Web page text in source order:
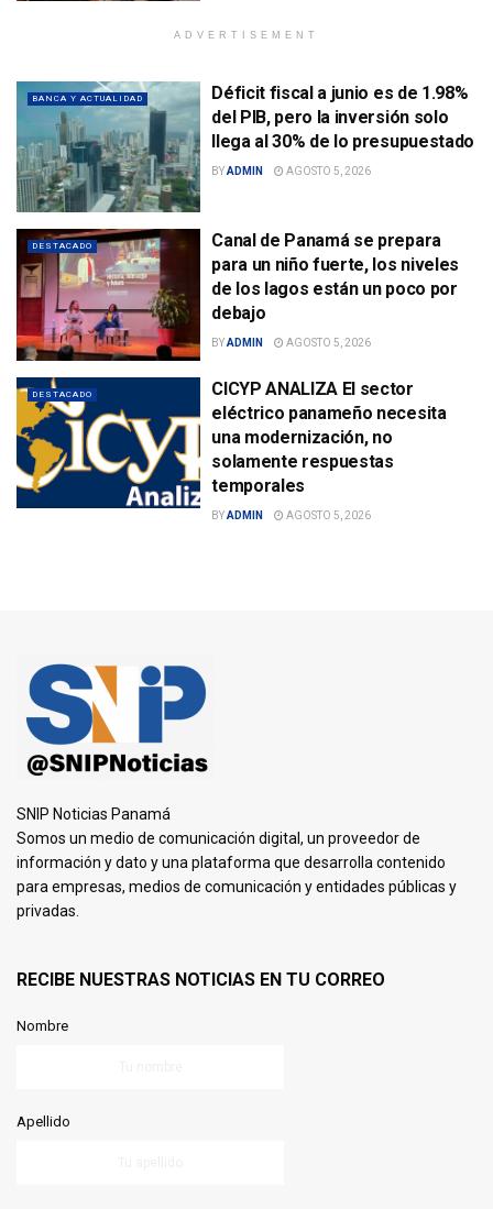
ADVERTISEMENT
BANCA Y ACTUALIDAD
Déficit fiscal a junio es de 1.98%
del PIB, pero la inversión solo
llega al 30% de lo presupuestado
BYADMIN AGOSTO 5, 2026
DESTACADO
Canal de Panamá se prepara
para un niño fuerte, los niveles
de los lagos están un poco por
debajo
BYADMIN AGOSTO 5, 2026
DESTACADO
CICYP ANALIZA El sector
eléctrico panameño necesita
una modernización, no
solamente respuestas
temporales
BYADMIN AGOSTO 5, 2026
SNIP Noticias Panamá
Somos un medio de comunicación digital, un proveedor de
información y dato y una plataforma que desarrolla contenido
para empresas, medios de comunicación y entidades públicas y
privadas.
RECIBE NUESTRAS NOTICIAS EN TU CORREO
Nombre
Apellido